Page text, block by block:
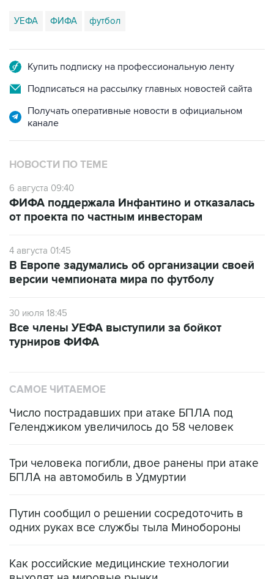
УЕФА ФИФА футбол
Купить подписку на профессиональную ленту
Подписаться на рассылку главных новостей сайта
Получать оперативные новости в официальном
канале
НОВОСТИ ПО ТЕМЕ
6 августа 09:40
ФИФА поддержала Инфантино и отказалась
от проекта по частным инвесторам
4 августа 01:45
В Европе задумались об организации своей
версии чемпионата мира по футболу
30 июля 18:45
Все члены УЕФА выступили за бойкот
турниров ФИФА
САМОЕ ЧИТАЕМОЕ
Число пострадавших при атаке БПЛА под
Геленджиком увеличилось до 58 человек
Три человека погибли, двое ранены при атаке
БПЛА на автомобиль в Удмуртии
Путин сообщил о решении сосредоточить в
одних руках все службы тыла Минобороны
Как российские медицинские технологии